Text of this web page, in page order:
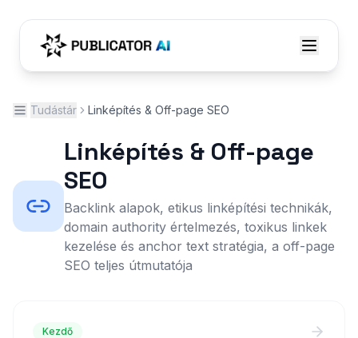
Tudástár Linképítés & Off-page SEO
Linképítés & Off-page
SEO
Backlink alapok, etikus linképítési technikák,
domain authority értelmezés, toxikus linkek
kezelése és anchor text stratégia, a off-page
SEO teljes útmutatója
Kezdő